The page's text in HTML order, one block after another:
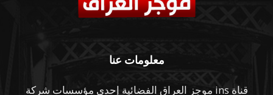
معلومات عنا
قناة ins موجز العراق الفضائية إحدى مؤسسات شركة